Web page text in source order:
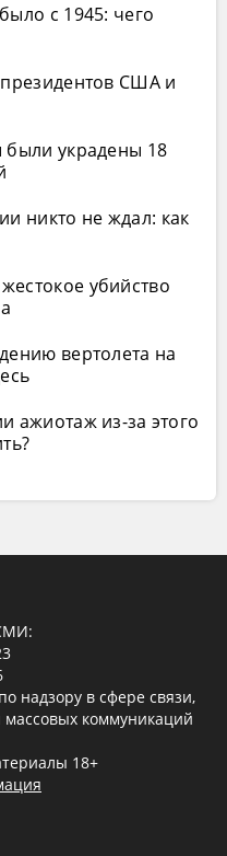
с 1945: чего
президентов США и
были украдены 18
никто не ждал: как
убийство
вертолета на
ажиотаж из-за этого
надзору в сфере связи,
коммуникаций
18+